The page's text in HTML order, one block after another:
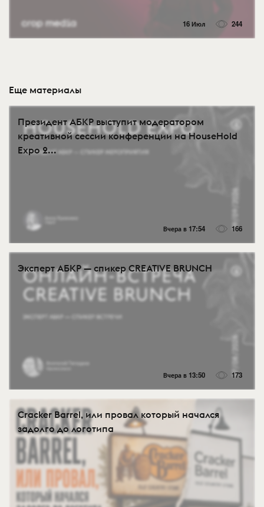
16 Июл 244
Еще материалы
Президент АБКР выступит модератором
креативной сессии конференции на HouseHold
Expo 2...
Вчера в 17:54 166
Эксперт АБКР — спикер CREATIVE BRUNCH
Вчера в 13:50 173
Cracker Barrel, или провал который начался
задолго до логотипа